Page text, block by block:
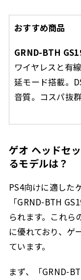
おすすめ商品
GRND-BTH
ワイヤレスと有
延モード搭載。
音質。コスパ抜群
ゲオ ヘッドセ
るモデルは？
PS4向けに適した
「GRND-BTH
られます。これら
に優れており、ゲ
ています。
まず、「GRND-